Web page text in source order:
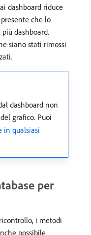
dashboard riduce
che lo
dashboard.
siano stati rimossi
dashboard non
grafico. Puoi
in qualsiasi
per
i metodi
possibile